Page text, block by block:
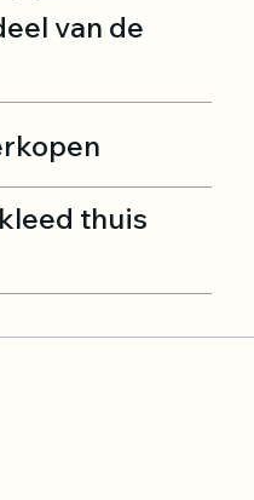
van de
thuis